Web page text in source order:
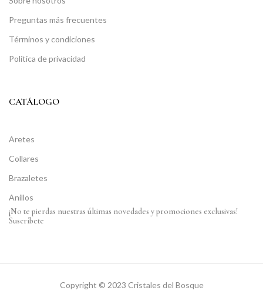
Preguntas más frecuentes
Términos y condiciones
Política de privacidad
CATÁLOGO
Aretes
Collares
Brazaletes
Anillos
¡No te pierdas nuestras últimas novedades y promociones exclusivas!
Suscríbete
Copyright © 2023 Cristales del Bosque